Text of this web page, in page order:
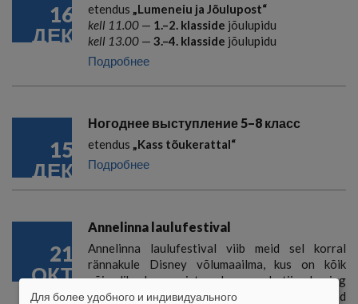
16
ДЕК
etendus „Lumeneiu ja Jõulupost“
kell 11.00 — 1.–2. klasside jõulupidu
kell 13.00 — 3.–4. klasside jõulupidu
Подробнее
15
ДЕК
Ногоднее выступление 5–8 класс
etendus „Kass tõukerattal“
Подробнее
21
ОКТ
Annelinna laulufestival
Annelinna laulufestival viib meid sel korral
rännakule Disney võlumaailma, kus on kõik
võimalik, kus unistused saavad tiivad ning
armastus, sõprus, headus ja õiglus võidavad
Для более удобного и индивидуального